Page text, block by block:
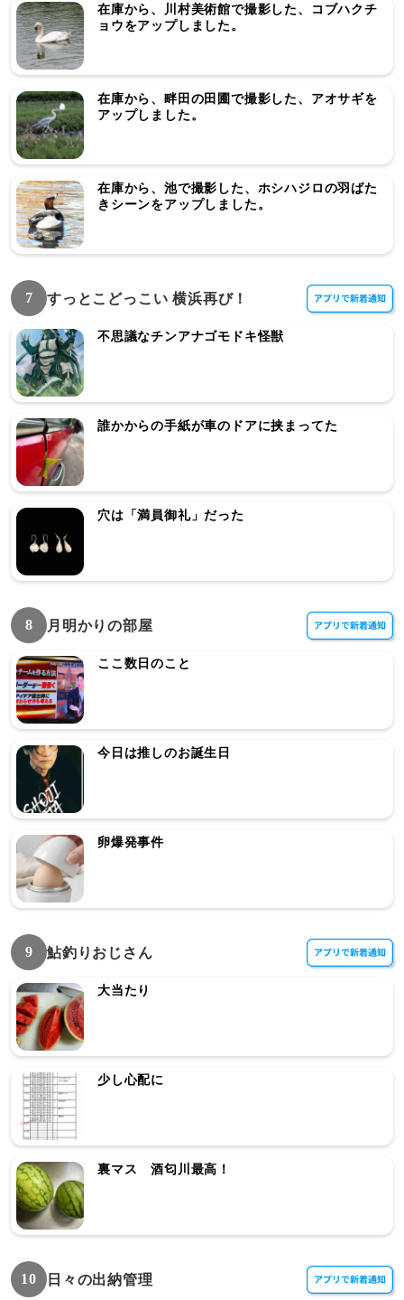
在庫から、川村美術館で撮影した、コブハクチ
ョウをアップしました。
在庫から、畔田の田圃で撮影した、アオサギを
アップしました。
在庫から、池で撮影した、ホシハジロの羽ばた
きシーンをアップしました。
7 すっとこどっこい 横浜再び！
不思議なチンアナゴモドキ怪獣
誰かからの手紙が車のドアに挟まってた
穴は「満員御礼」だった
8 月明かりの部屋
ここ数日のこと
今日は推しのお誕生日
卵爆発事件
9 鮎釣りおじさん
大当たり
少し心配に
裏マス 酒匂川最高！
10 日々の出納管理